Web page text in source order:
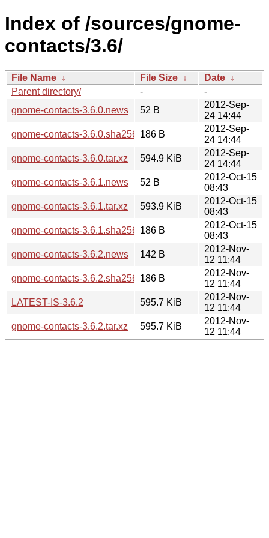
Index of /sources/gnome-
contacts/3.6/
File Name ↓ File Size ↓ Date ↓
Parent directory/
-
-
gnome-contacts-3.6.0.news
52 B
2012-Sep-
24 14:44
gnome-contacts-3.6.0.sha256sum
186 B
2012-Sep-
24 14:44
gnome-contacts-3.6.0.tar.xz
594.9 KiB
2012-Sep-
24 14:44
gnome-contacts-3.6.1.news
52 B
2012-Oct-15
08:43
gnome-contacts-3.6.1.tar.xz
593.9 KiB
2012-Oct-15
08:43
gnome-contacts-3.6.1.sha256sum
186 B
2012-Oct-15
08:43
gnome-contacts-3.6.2.news
142 B
2012-Nov-
12 11:44
gnome-contacts-3.6.2.sha256sum
186 B
2012-Nov-
12 11:44
LATEST-IS-3.6.2
595.7 KiB
2012-Nov-
12 11:44
gnome-contacts-3.6.2.tar.xz
595.7 KiB
2012-Nov-
12 11:44